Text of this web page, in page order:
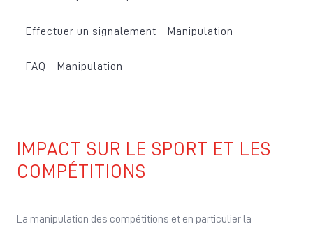
Signalement
Effectuer un signalement – Manipulation
FAQ – Manipulation
IMPACT SUR LE SPORT ET LES
COMPÉTITIONS
La manipulation des compétitions et en particulier la